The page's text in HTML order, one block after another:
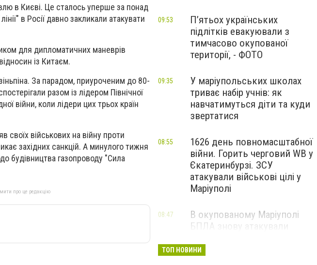
в Києві. Це сталось уперше за понад
в Росії давно закликали атакувати
для дипломатичних маневрів
із Китаєм.
За парадом, приуроченим до 80-
разом із лідером Північної
війни, коли лідери цих трьох країн
своїх військових на війну проти
західних санкцій. А минулого тижня
будівництва газопроводу "Сила
про це редакцію
П’ятьох українських
підлітків евакуювали з
тимчасово окупованої
території, - ФОТО
09:53
У маріупольських школах
триває набір учнів: як
навчатимуться діти та куди
звертатися
09:35
1626 день повномасштабної
війни. Горить черговий WB у
Єкатеринбурзі. ЗСУ
атакували військові цілі у
Маріуполі
08:55
В окупованому Маріуполі
БПЛА знову атакували
— ВІДЕО
08:47
ТОП НОВИНИ